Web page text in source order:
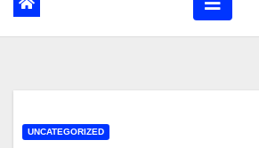
UNCATEGORIZED